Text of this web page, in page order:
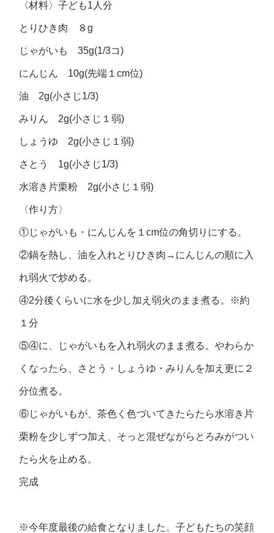
〈材料〉子ども1人分
とりひき肉 ８g
じゃがいも 35g(1/3コ)
にんじん 10g(先端１cm位)
油 2g(小さじ1/3)
みりん 2g(小さじ１弱)
しょうゆ 2g(小さじ１弱)
さとう 1g(小さじ1/3)
水溶き片栗粉 2g(小さじ１弱)
〈作り方〉
①じゃがいも・にんじんを１cm位の角切りにする。
②鍋を熱し、油を入れとりひき肉→にんじんの順に入
れ弱火で炒める。
④2分後くらいに水を少し加え弱火のまま煮る。※約
１分
⑤④に、じゃがいもを入れ弱火のまま煮る。やわらか
くなったら、さとう・しょうゆ・みりんを加え更に２
分位煮る。
⑥じゃがいもが、茶色く色づいてきたらたら水溶き片
栗粉を少しずつ加え、そっと混ぜながらとろみがつい
たら火を止める。
完成
※今年度最後の給食となりました。子どもたちの笑顔